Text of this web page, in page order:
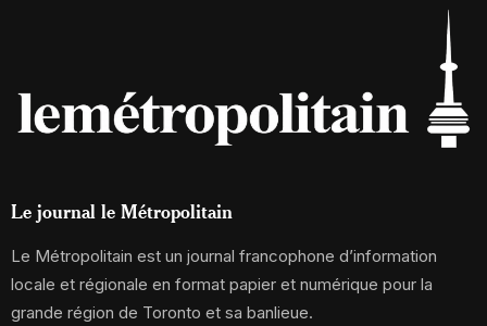
Le journal le Métropolitain
Le Métropolitain est un journal francophone d’information
locale et régionale en format papier et numérique pour la
grande région de Toronto et sa banlieue.